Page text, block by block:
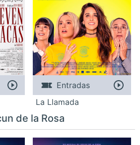
Entradas
La Llamada
de la Rosa